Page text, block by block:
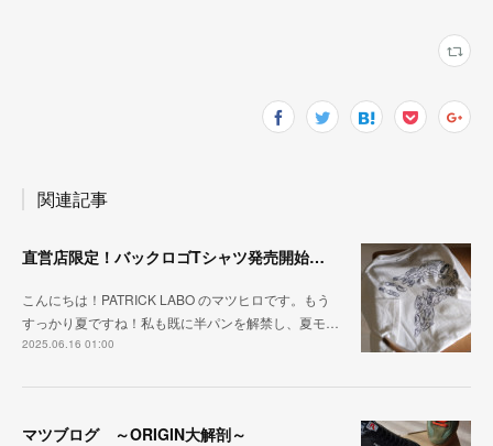
関連記事
直営店限定！バックロゴTシャツ発売開始！！
こんにちは！PATRICK LABO のマツヒロです。もう
すっかり夏ですね！私も既に半パンを解禁し、夏モ…
2025.06.16 01:00
マツブログ ～ORIGIN大解剖～